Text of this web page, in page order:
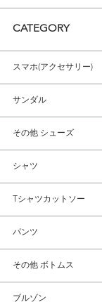
CATEGORY
スマホ(アクセサリー)
サンダル
その他 シューズ
シャツ
Tシャツカットソー
パンツ
その他 ボトムス
ブルゾン